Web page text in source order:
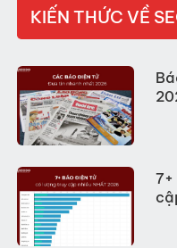
KIẾN THỨC VỀ
7+